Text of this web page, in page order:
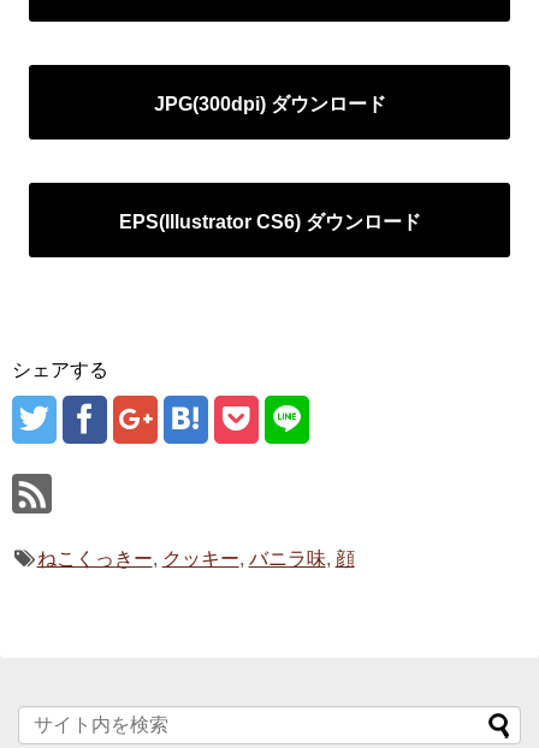
JPG(300dpi) ダウンロード
EPS(Illustrator CS6) ダウンロード
シェアする
ねこくっきー, クッキー, バニラ味, 顔